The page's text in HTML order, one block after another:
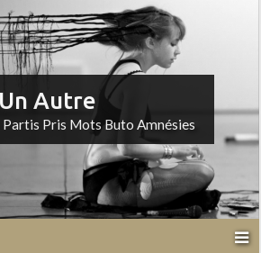
Autre
Partis Pris Mots Buto Amnésies